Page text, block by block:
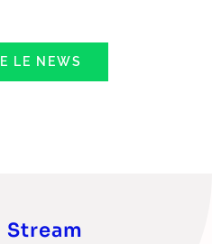
LE NEWS
Stream